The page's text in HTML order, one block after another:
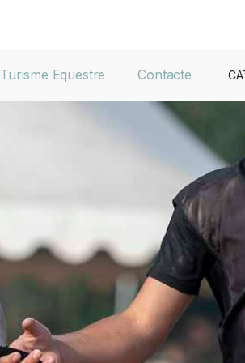
Turisme Eqüestre Contacte